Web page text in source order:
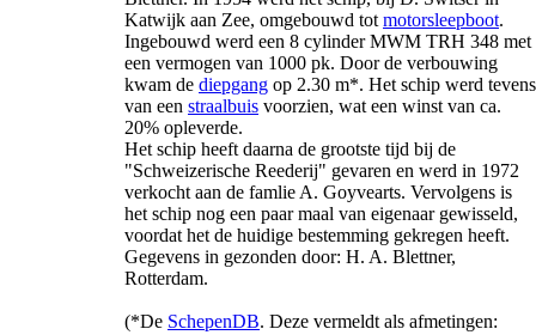
Katwijk aan Zee, omgebouwd tot motorsleepboot.
Ingebouwd werd een 8 cylinder MWM TRH 348 met
een vermogen van 1000 pk. Door de verbouwing
kwam de diepgang op 2.30 m*. Het schip werd tevens
van een straalbuis voorzien, wat een winst van ca.
20% opleverde.
Het schip heeft daarna de grootste tijd bij de
"Schweizerische Reederij" gevaren en werd in 1972
verkocht aan de famlie A. Goyvearts. Vervolgens is
het schip nog een paar maal van eigenaar gewisseld,
voordat het de huidige bestemming gekregen heeft.
Gegevens in gezonden door: H. A. Blettner,
Rotterdam.
(*De SchepenDB. Deze vermeldt als afmetingen: